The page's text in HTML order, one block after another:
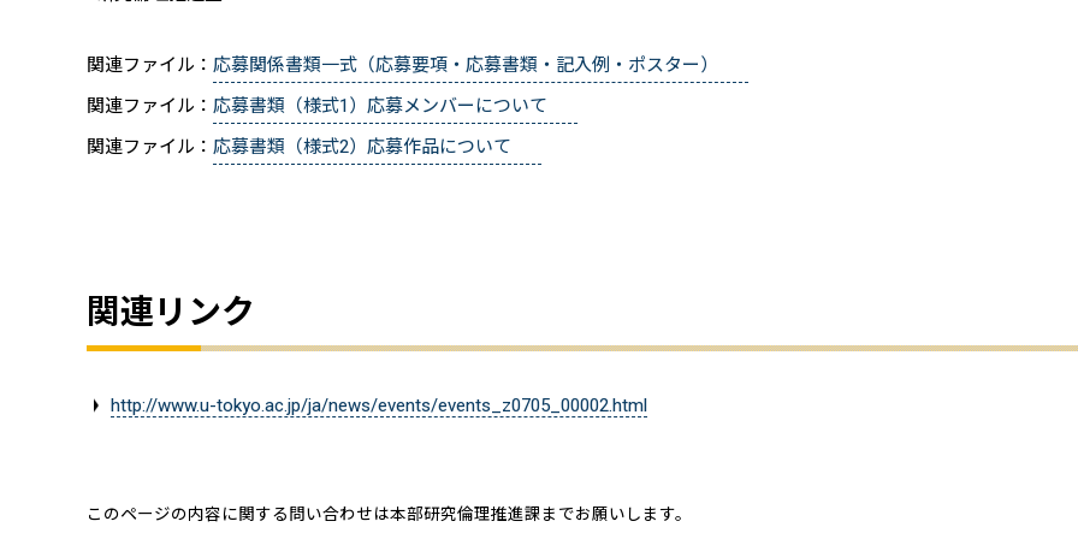
関連ファイル： 応募関係書類一式（応募要項・応募書類・記入例・ポスター）
関連ファイル： 応募書類（様式1）応募メンバーについて
関連ファイル： 応募書類（様式2）応募作品について
関連リンク
http://www.u-tokyo.ac.jp/ja/news/events/events_z0705_00002.html
このページの内容に関する問い合わせは本部研究倫理推進課までお願いします。